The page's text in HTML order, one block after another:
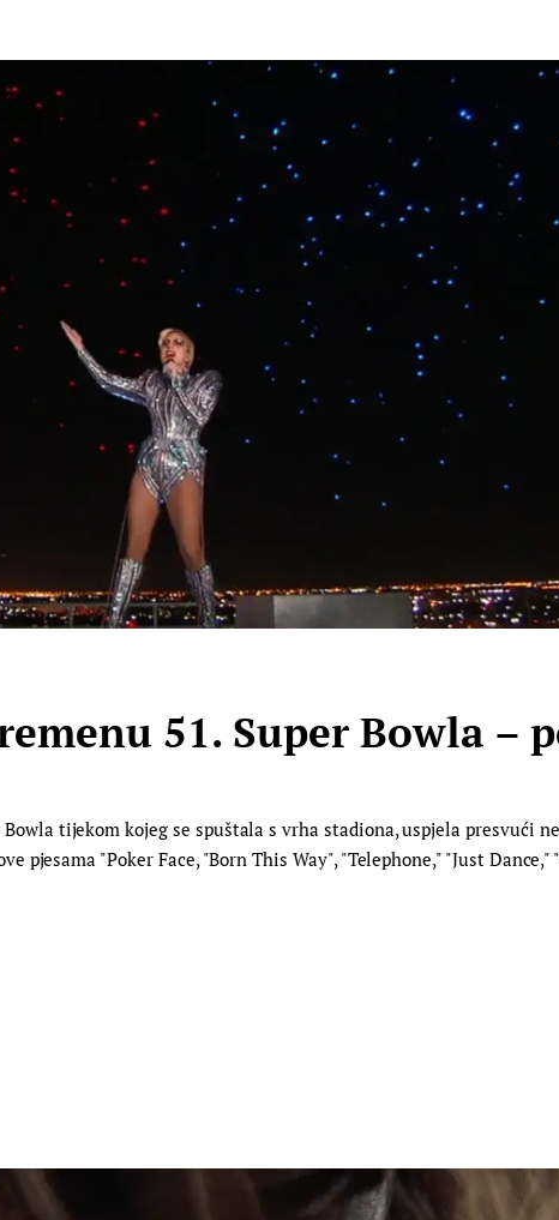
51. Super Bowla –
tijekom kojeg se spuštala s vrha stadiona, uspjela presvući
"Poker Face, "Born This Way", "Telephone," "Just